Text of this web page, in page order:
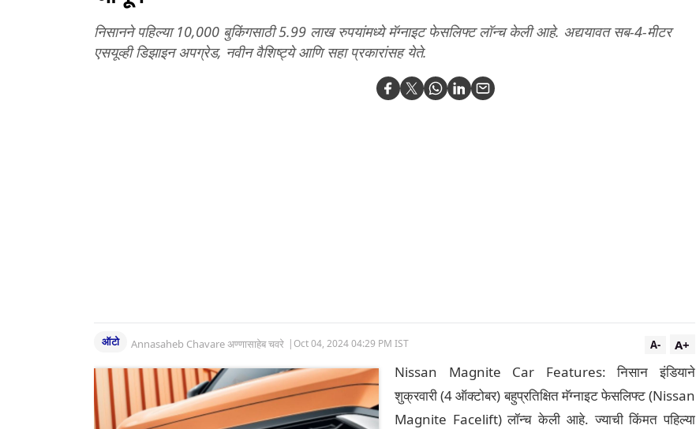
निसानने पहिल्या 10,000 बुकिंगसाठी 5.99 लाख रुपयांमध्ये मॅग्नाइट फेसलिफ्ट लॉन्च केली आहे. अद्ययावत सब-4-मीटर
एसयूव्ही डिझाइन अपग्रेड, नवीन वैशिष्ट्ये आणि सहा प्रकारांसह येते.
ऑटो Annasaheb Chavare अण्णासाहेब चवरे | Oct 04, 2024 04:29 PM IST A+
A-
Nissan Magnite Car Features: निसान इंडियाने
शुक्रवारी (4 ऑक्टोबर) बहुप्रतिक्षित मॅग्नाइट फेसलिफ्ट (Nissan
Magnite Facelift) लॉन्च केली आहे. ज्याची किंमत पहिल्या